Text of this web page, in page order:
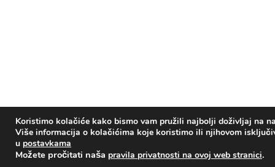
Koristimo kolačiće kako bismo vam pružili najbolji doživljaj na
Više informacija o kolačićima koje koristimo ili njihovom
u postavkama
Možete pročitati naša pravila privatnosti na ovoj web stranici.